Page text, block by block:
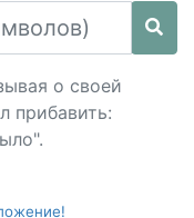
о своей
прибавить: